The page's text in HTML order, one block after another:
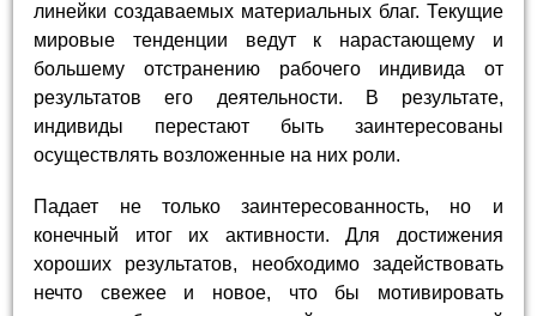
линейки создаваемых материальных благ. Текущие
мировые тенденции ведут к нарастающему и
большему отстранению рабочего индивида от
результатов его деятельности. В результате,
индивиды перестают быть заинтересованы
осуществлять возложенные на них роли.
Падает не только заинтересованность, но и
конечный итог их активности. Для достижения
хороших результатов, необходимо задействовать
нечто свежее и новое, что бы мотивировать